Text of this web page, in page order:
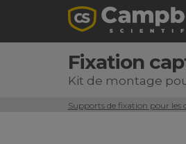
Fixation
Kit de montage
Supports de fixation pour les